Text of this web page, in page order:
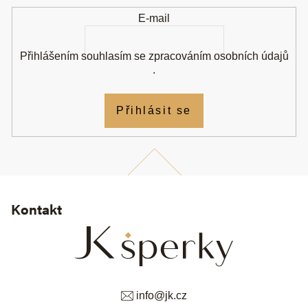
Kontakt
info@jk.cz
E-mail
Přihlášením souhlasím se zpracováním osobních údajů
.
Přihlásit se